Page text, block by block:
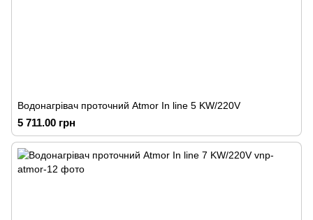
Водонагрівач проточний Atmor In line 5 KW/220V
5 711.00 грн